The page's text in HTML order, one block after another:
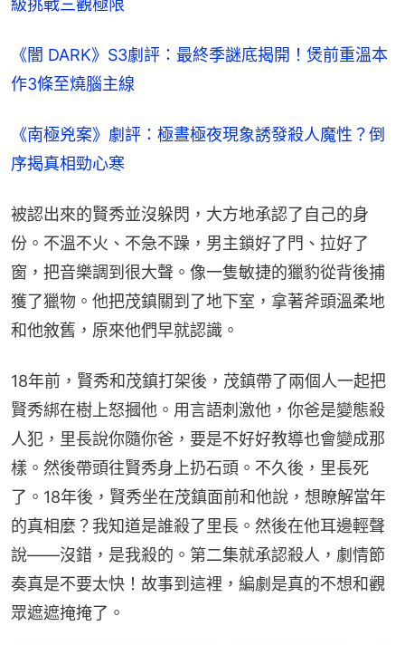
級挑戰三觀極限
《闇 DARK》S3劇評：最終季謎底揭開！煲前重溫本
作3條至燒腦主線
《南極兇案》劇評：極晝極夜現象誘發殺人魔性？倒
序揭真相勁心寒
被認出來的賢秀並沒躲閃，大方地承認了自己的身
份。不溫不火、不急不躁，男主鎖好了門、拉好了
窗，把音樂調到很大聲。像一隻敏捷的獵豹從背後捕
獲了獵物。他把茂鎮關到了地下室，拿著斧頭溫柔地
和他敘舊，原來他們早就認識。
18年前，賢秀和茂鎮打架後，茂鎮帶了兩個人一起把
賢秀綁在樹上怒摑他。用言語刺激他，你爸是變態殺
人犯，里長說你隨你爸，要是不好好教導也會變成那
樣。然後帶頭往賢秀身上扔石頭。不久後，里長死
了。18年後，賢秀坐在茂鎮面前和他說，想瞭解當年
的真相麼？我知道是誰殺了里長。然後在他耳邊輕聲
說——沒錯，是我殺的。第二集就承認殺人，劇情節
奏真是不要太快！故事到這裡，編劇是真的不想和觀
眾遮遮掩掩了。